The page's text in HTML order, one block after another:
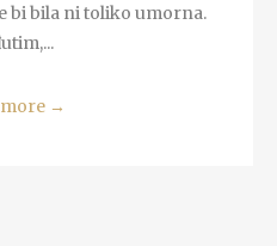
bi bila ni toliko umorna.
→